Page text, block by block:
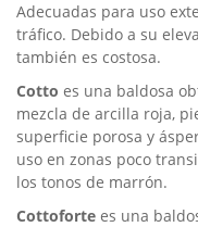
Adecuadas para uso
tráfico. Debido a su
también es costosa.
Cotto es una baldosa
mezcla de arcilla roja,
superficie porosa y
uso en zonas poco
los tonos de marrón.
Cottoforte es una